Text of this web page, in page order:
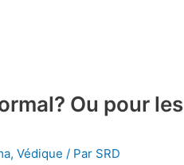
Ou pour les
,Védique / Par SRD